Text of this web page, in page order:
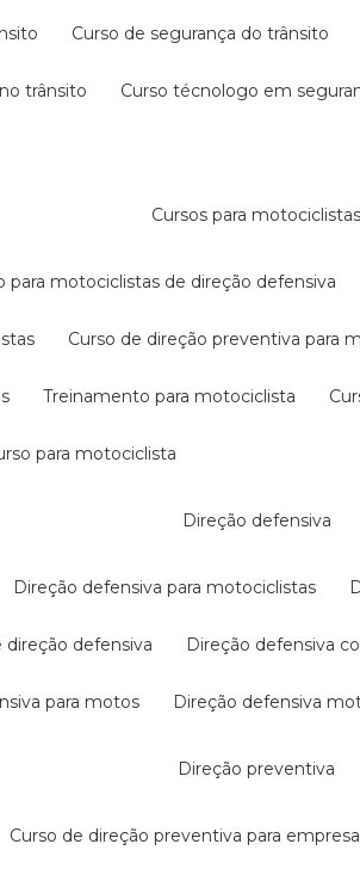
curso de segurança do trânsito
trânsito curso técnologo em
cursos para motociclistas
para motociclistas de direção defensiva
curso de direção preventiva para
treinamento para motociclista
para motociclista
direção defensiva
direção defensiva para motociclistas
direção defensiva direção defensiva
para motos direção defensiva
direção preventiva
curso de direção preventiva para empresa